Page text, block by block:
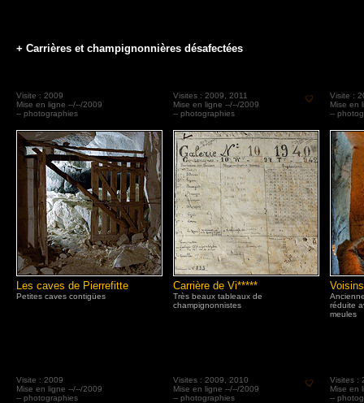
Visite :
Mise en
--
Visites : 2009, 2011
Mise en ligne --/--/2009
-- photographies
Visite : 2009
Mise en ligne --/--/2009
-- photographies
réduite
meules
Carrière de Vi*****
Très beaux tableaux de
champignonnistes
Les caves de Pierrefitte
Petites caves contigües
Visites :
Mise en
--
Visites : 2009, 2010
Mise en ligne --/--/2009
-- photographies
Visite : 2009
Mise en ligne --/--/2009
-- photographies
+ Carrières et champignonnières désafectées